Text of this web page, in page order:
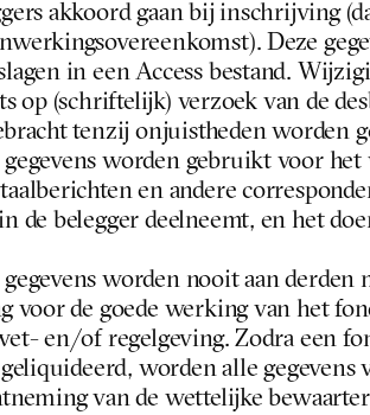
akkoord gaan bij inschrijving
Deze
in een Access bestand.
op (schriftelijk) verzoek van de
tenzij onjuistheden worden
gegevens worden gebruikt voor het
en andere
de belegger deelneemt, en het
gegevens worden nooit aan derden
voor de goede werking van het
en/of regelgeving. Zodra een
worden alle gegevens
van de wettelijke